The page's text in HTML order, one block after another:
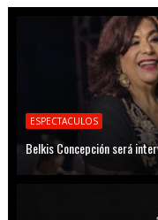
ESPECTACULOS
Belkis Concepción será